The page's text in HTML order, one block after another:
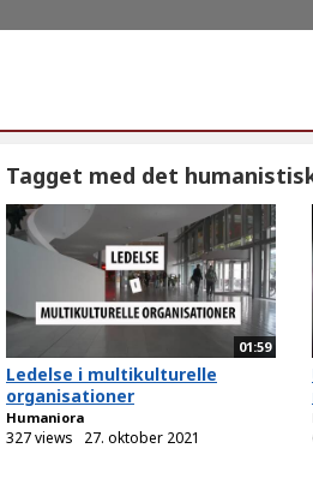
Tagget med det
01:59
Ledelse i multikulturelle
organisationer
Humaniora
327 views 27. oktober 2021